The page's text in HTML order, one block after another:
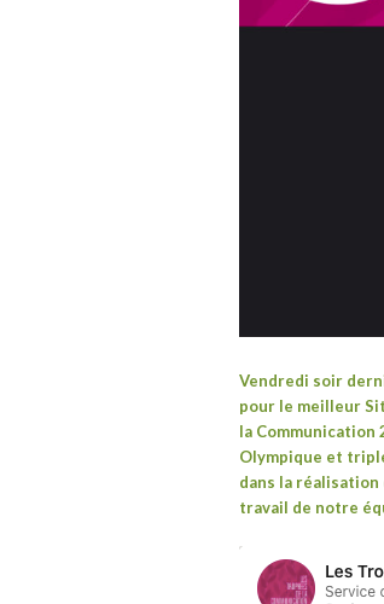
Vendredi soir
pour le meilleur
la Communication
Olympique et
dans la réalisation
travail de notre